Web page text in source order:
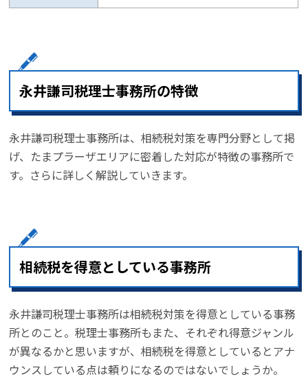
永井謙司税理士事務所の特徴
永井謙司税理士事務所は、相続税対策を専門分野として掲
げ、たまプラーザエリアに密着した対応が特徴の事務所で
す。さらに詳しく解説していきます。
相続税を得意としている事務所
永井謙司税理士事務所は相続税対策を得意としている事務
所とのこと。税理士事務所もまた、それぞれ得意ジャンル
が異なるかと思いますが、相続税を得意としているとアナ
ウンスしている点は頼りになるのではないでしょうか。